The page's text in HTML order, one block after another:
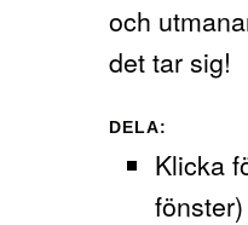
och
det tar sig!
DELA:
Klicka
fönster)